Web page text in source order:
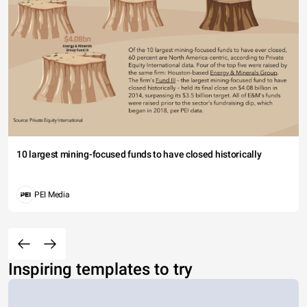
10 largest mining-focused funds to have closed historically
PEI Media
Inspiring templates to try